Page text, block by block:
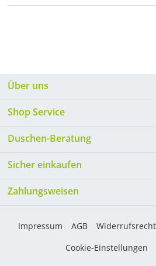
Über uns
Shop Service
Duschen-Beratung
Sicher einkaufen
Zahlungsweisen
Impressum AGB
Cookie-Einstellungen